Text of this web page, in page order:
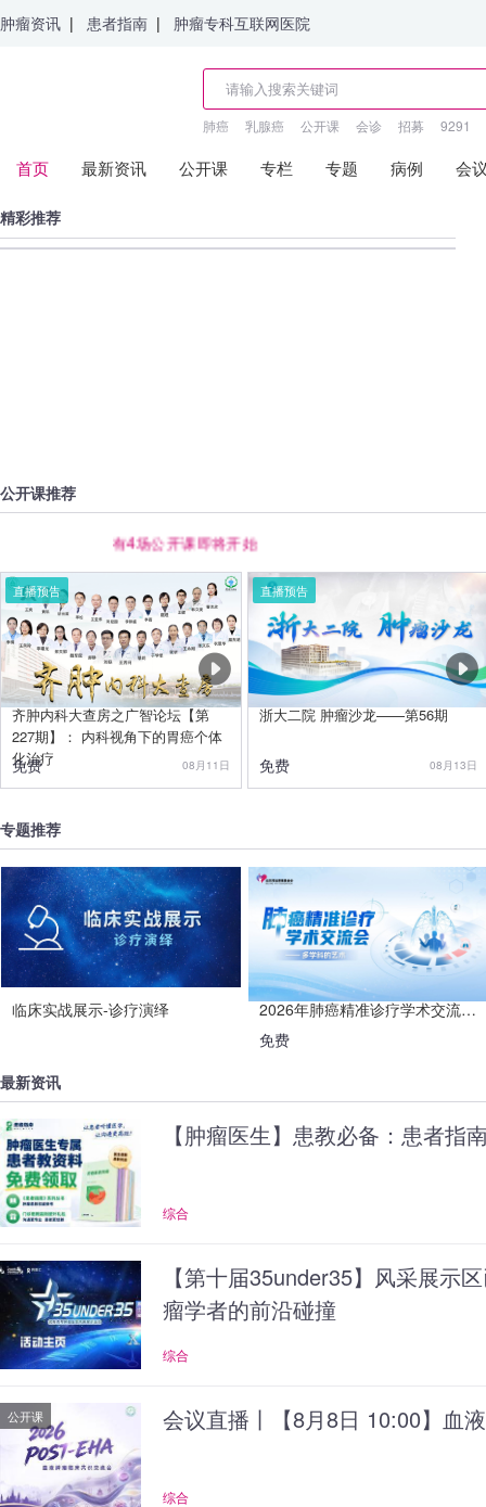
肿瘤资讯 | 患者指南 | 肿瘤专科互联网医院
肺癌 乳腺癌 公开课 会诊 招募 9291
首页 最新资讯 公开课 专栏 专题 病例 会
精彩推荐
公开课推荐
有4场公开课即将开始
直播预告
齐肿内科大查房之广智论坛【第
227期】： 内科视角下的胃癌个体
化治疗
08月11日
免费
直播预告
浙大二院 肿瘤沙龙——第56期
08月13日
免费
专题推荐
临床实战展示-诊疗演绎
2026年肺癌精准诊疗学术交流会-多学科的艺术
免费
最新资讯
【肿瘤医生】患教必备：患者指
综合
【第十届35under35】风采展示
瘤学者的前沿碰撞
综合
会议直播丨【8月8日 10:00】血
综合
公开课